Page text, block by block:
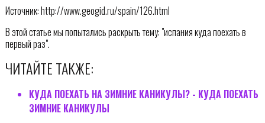
Источник: http://www.geogid.ru/spain/126.html
В этой статье мы попытались раскрыть тему: "испания куда поехать в
первый раз".
ЧИТАЙТЕ ТАКЖЕ:
КУДА ПОЕХАТЬ НА ЗИМНИЕ КАНИКУЛЫ? - КУДА ПОЕХАТЬ
ЗИМНИЕ КАНИКУЛЫ